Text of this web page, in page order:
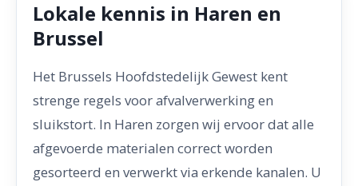
Lokale kennis in Haren en
Brussel
Het Brussels Hoofdstedelijk Gewest kent
strenge regels voor afvalverwerking en
sluikstort. In Haren zorgen wij ervoor dat alle
afgevoerde materialen correct worden
gesorteerd en verwerkt via erkende kanalen. U